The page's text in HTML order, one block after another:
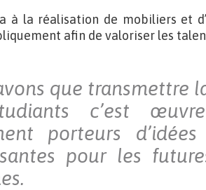
à la réalisation de mobiliers et
afin de valoriser les
que transmettre
c’est
porteurs
pour les